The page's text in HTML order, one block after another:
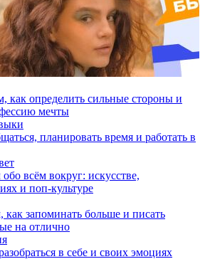
как определить сильные стороны и
мечты
планировать время и работать в
всём вокруг: искусстве,
и поп-культуре
как запоминать больше и писать
на отлично
в себе и своих эмоциях